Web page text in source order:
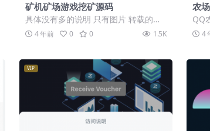
矿机矿场游戏挖矿源码
具体没有多的说明 只有图片 转载的版
本 需要的可以研究研究 用作二开还是
挺不错的...
4 年前 0 0 1.5K
农
植
PP
QQ
植
P，
4
VIP